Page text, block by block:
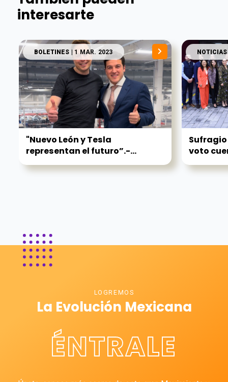
interesarte
BOLETINES | 1 MAR. 2023
"Nuevo León y Tesla
representan el futuro”.-...
NOTICIAS
voto
LOGREMOS
La Evolución Mexicana
ÉNTRALE